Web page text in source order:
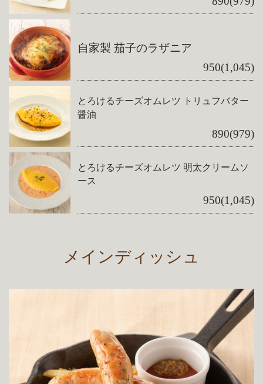
自家製 茄子のラザニア
950(1,045)
とろけるチーズオムレツ トリュフバター
醤油
890(979)
とろけるチーズオムレツ 明太クリームソ
ース
950(1,045)
メインディッシュ